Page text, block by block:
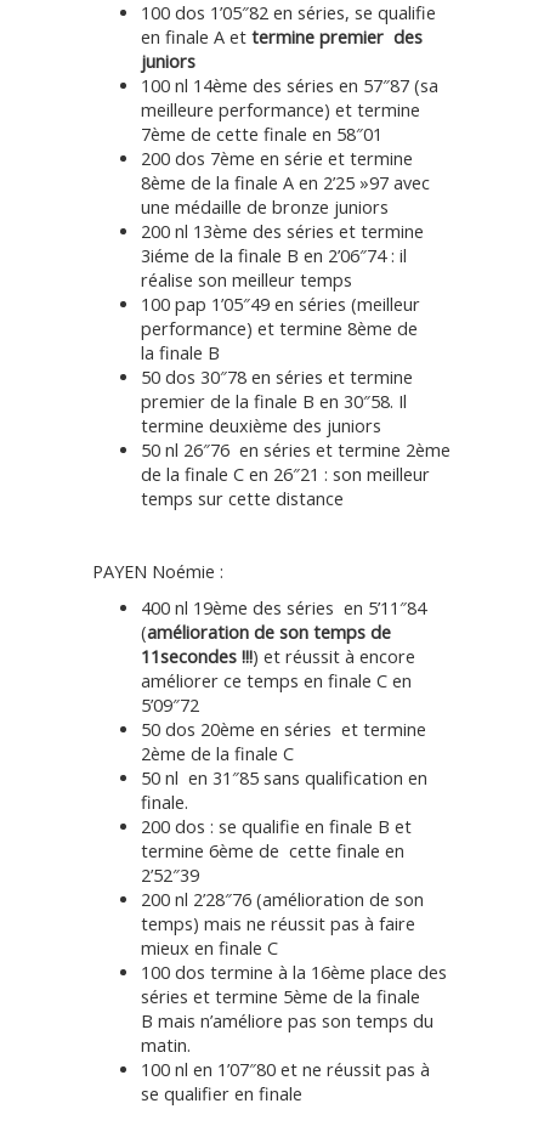
100 dos 1’05″82 en séries, se qualifie
en finale A et termine premier des
juniors
100 nl 14ème des séries en 57″87 (sa
meilleure performance) et termine
7ème de cette finale en 58″01
200 dos 7ème en série et termine
8ème de la finale A en 2’25 »97 avec
une médaille de bronze juniors
200 nl 13ème des séries et termine
3iéme de la finale B en 2’06″74 : il
réalise son meilleur temps
100 pap 1’05″49 en séries (meilleur
performance) et termine 8ème de
la finale B
50 dos 30″78 en séries et termine
premier de la finale B en 30″58. Il
termine deuxième des juniors
50 nl 26″76 en séries et termine 2ème
de la finale C en 26″21 : son meilleur
temps sur cette distance
PAYEN Noémie :
400 nl 19ème des séries en 5’11″84
(amélioration de son temps de
11secondes !!!) et réussit à encore
améliorer ce temps en finale C en
5’09″72
50 dos 20ème en séries et termine
2ème de la finale C
50 nl en 31″85 sans qualification en
finale.
200 dos : se qualifie en finale B et
termine 6ème de cette finale en
2’52″39
200 nl 2’28″76 (amélioration de son
temps) mais ne réussit pas à faire
mieux en finale C
100 dos termine à la 16ème place des
séries et termine 5ème de la finale
B mais n’améliore pas son temps du
matin.
100 nl en 1’07″80 et ne réussit pas à
se qualifier en finale